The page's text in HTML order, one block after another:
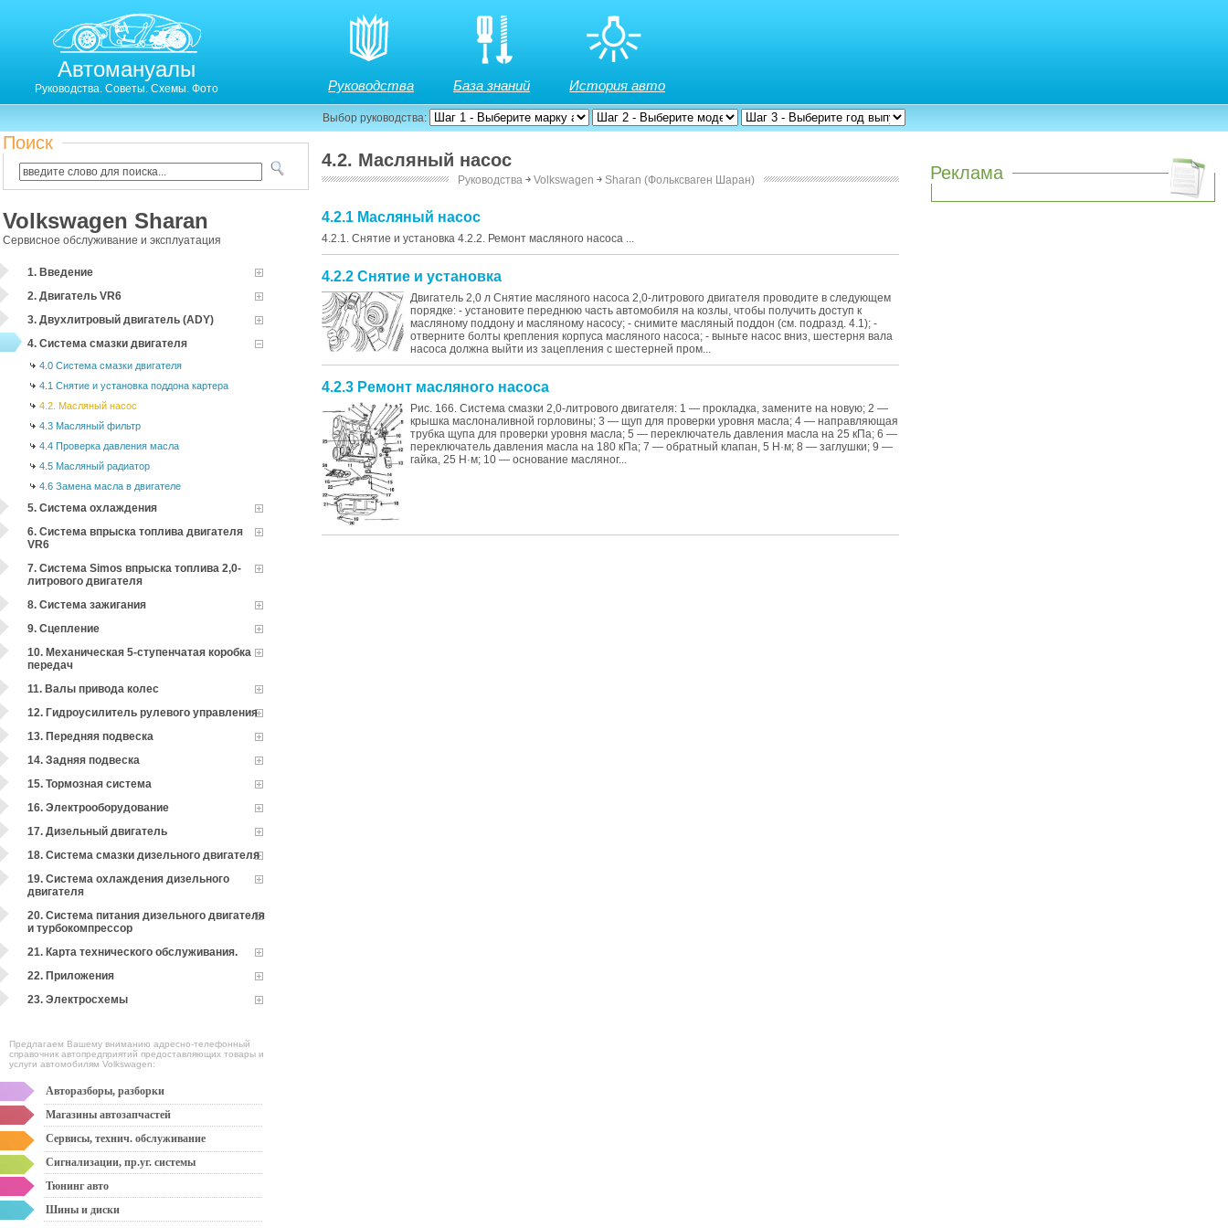
Автомануалы
Руководства. Советы. Схемы. Фото Руководства База знаний История авто
Выбор руководства:
Поиск
Volkswagen Sharan
Сервисное обслуживание и эксплуатация
1. Введение
2. Двигатель VR6
3. Двухлитровый двигатель (ADY)
4. Система смазки двигателя
4.0 Система смазки двигателя
4.1 Снятие и установка поддона картера
4.2. Масляный насос
4.3 Масляный фильтр
4.4 Проверка давления масла
4.5 Масляный радиатор
4.6 Замена масла в двигателе
5. Система охлаждения
6. Система впрыска топлива двигателя
VR6
7. Система Simos впрыска топлива 2,0-
литрового двигателя
8. Система зажигания
9. Сцепление
10. Механическая 5-ступенчатая коробка
передач
11. Валы привода колес
12. Гидроусилитель рулевого управления
13. Передняя подвеска
14. Задняя подвеска
15. Тормозная система
16. Электрооборудование
17. Дизельный двигатель
18. Система смазки дизельного двигателя
19. Система охлаждения дизельного
двигателя
20. Система питания дизельного двигателя
и турбокомпрессор
21. Карта технического обслуживания.
22. Приложения
23. Электросхемы
Предлагаем Вашему вниманию адресно-телефонный
справочник автопредприятий предоставляющих товары и
услуги автомобилям Volkswagen:
Авторазборы, разборки
Магазины автозапчастей
Сервисы, технич. обслуживание
Сигнализации, пр.уг. системы
Тюнинг авто
Шины и диски
4.2. Масляный насос
Руководства ￫ Volkswagen ￫ Sharan (Фольксваген Шаран)
4.2.1 Масляный насос
4.2.1. Снятие и установка 4.2.2. Ремонт масляного насоса ...
4.2.2 Снятие и установка
Двигатель 2,0 л Снятие масляного насоса 2,0-литрового двигателя проводите в следующем
порядке: - установите переднюю часть автомобиля на козлы, чтобы получить доступ к
масляному поддону и масляному насосу; - снимите масляный поддон (см. подразд. 4.1); -
отверните болты крепления корпуса масляного насоса; - выньте насос вниз, шестерня вала
насоса должна выйти из зацепления с шестерней пром...
4.2.3 Ремонт масляного насоса
Рис. 166. Система смазки 2,0-литрового двигателя: 1 — прокладка, замените на новую; 2 —
крышка маслоналивной горловины; 3 — щуп для проверки уровня масла; 4 — направляющая
трубка щупа для проверки уровня масла; 5 — переключатель давления масла на 25 кПа; 6 —
переключатель давления масла на 180 кПа; 7 — обратный клапан, 5 Н·м; 8 — заглушки; 9 —
гайка, 25 Н·м; 10 — основание масляног...
Реклама